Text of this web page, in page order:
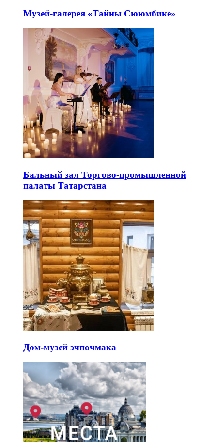
Музей-галерея «Тайны Сююмбике»
Бальный зал Торгово-промышленной
палаты Татарстана
Дом-музей эчпочмака